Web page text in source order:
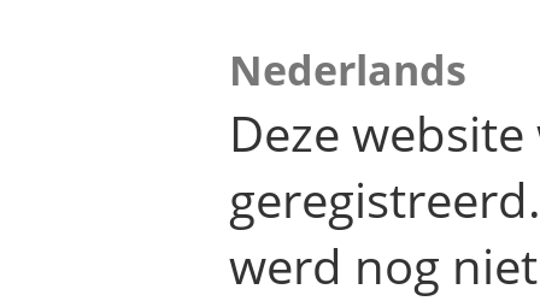
Nederlands
Deze
werd nog